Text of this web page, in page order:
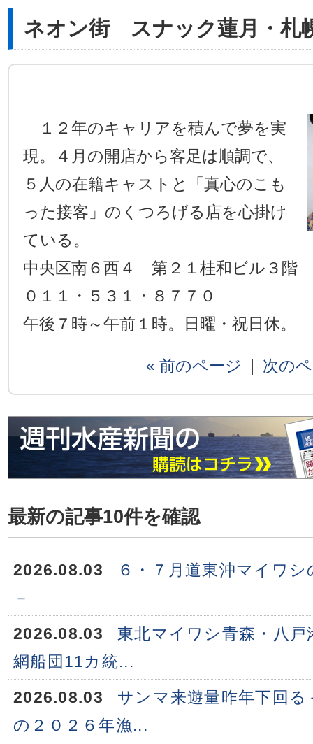
ネオン街 スナック蓮月・札
１２年のキャリアを積んで夢を実
現。４月の開店から客足は順調で、
５人の在籍キャストと「真心のこも
った接客」のくつろげる店を心掛け
ている。
中央区南６西４ 第２１桂和ビル３階
０１１・５３１・８７７０
午後７時～午前１時。日曜・祝日休。
« 前のページ | 次の
最新の記事10件を確認
2026.08.03
６・７月道東沖マイワ
－
2026.08.03
東北マイワシ青森・八
網船団11カ統...
2026.08.03
サンマ来遊量昨年下回
の２０２６年漁...